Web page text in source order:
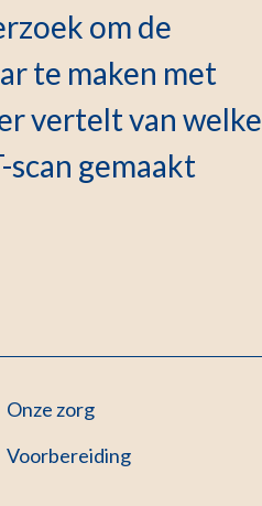
om de
te maken met
vertelt van welke
scan gemaakt
Onze zorg
Voorbereiding